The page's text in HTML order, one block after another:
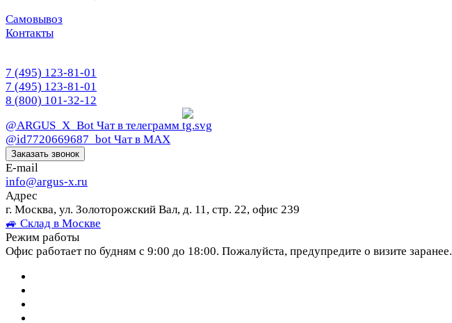
Самовывоз
Контакты
7 (495) 123-81-01
7 (495) 123-81-01
8 (800) 101-32-12
@ARGUS_X_Bot Чат в телеграмм
@id7720669687_bot Чат в МАХ
Заказать звонок
E-mail
info@argus-x.ru
Адрес
г. Москва, ул. Золоторожский Вал, д. 11, стр. 22, офис 239
🚙 Склад в Москве
Режим работы
Офис работает по будням с 9:00 до 18:00. Пожалуйста, предупредите о визите заранее.